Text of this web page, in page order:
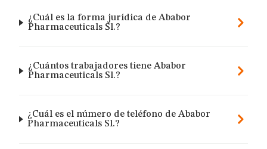
¿Cuál es la forma jurídica de Ababor
Pharmaceuticals Sl.?
¿Cuántos trabajadores tiene Ababor
Pharmaceuticals Sl.?
¿Cuál es el número de teléfono de Ababor
Pharmaceuticals Sl.?